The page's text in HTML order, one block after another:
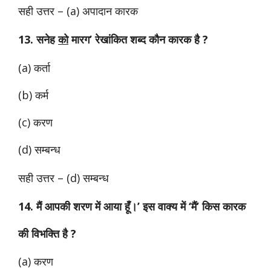
सही उत्तर – (a) अपादान कारक
13. सनेहकोमारग’ रेखांकित शब्द कौन कारक है ?
(a) कर्ता
(b) कर्म
(c) करण
(d) सम्बन्ध
सही उत्तर – (d) सम्बन्ध
14. मैं आपकी शरण में आया हूँ।’ इस वाक्य में ‘मैं’ किस कारक
की विभक्ति है ?
(a) करण